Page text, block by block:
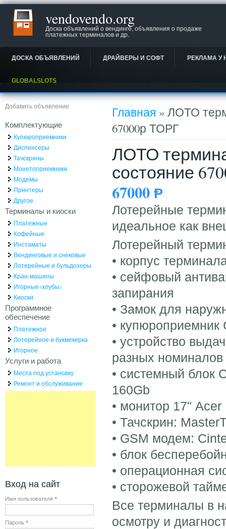
vendovendo.org
Доска объявлений о вендинге, объявления о продаже
платежных терминалов и др.
ДОСКА ОБЪЯВЛЕНИЙ ДРАЙВЕРЫ И СОФТ РЕКЛАМА У
GLOBALSLOTS
Вы здесь
Главная » ЛОТО
67000р ТОРГ
ЛОТО
состояние
67000 Ᵽ
Лотерейные
идеальное как
Лотерейный
• корпус
• сейфовый
запирания
• Замок для
• купюроприемник
• устройство
разных
• системный блок
160Gb
• монитор 17" Acer
• Тачскрин:
• GSM модем:
• блок
• операционная
• сторожевой
Все терминалы в
осмотру и
Добавить объявление
Комплектующие
Купюроприемники
Диспенсеры
Тачскрины
Монетоприемники
Модемы
Принтеры
Другое
Терминалы и киоски
Платежные
Кофейные
Инстаматы
Вендинговые и снековые
Лотерейные и бульдозеры
Кран-машины
Игорные (клубы)
Киоски
Программное
обеспечение
Платежное
Лотерейное и букмекерка
Игорное
Услуги и работа
Места под установку
Ремонт и обслуживание
Вход на сайт
Имя пользователя *
Пароль *